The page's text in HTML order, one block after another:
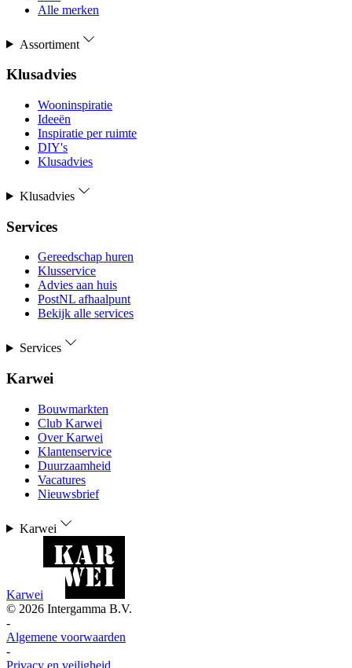
Alle merken
Assortiment
Klusadvies
Wooninspiratie
Ideeën
Inspiratie per ruimte
DIY's
Klusadvies
Klusadvies
Services
Gereedschap huren
Klusservice
Advies aan huis
PostNL afhaalpunt
Bekijk alle services
Services
Karwei
Bouwmarkten
Club Karwei
Over Karwei
Klantenservice
Duurzaamheid
Vacatures
Nieuwsbrief
Karwei
Karwei
© 2026 Intergamma B.V.
-
Algemene voorwaarden
-
Privacy en veiligheid